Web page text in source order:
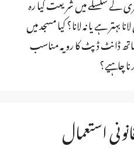
بہتر ہے یا نہ لانا؟ کیا مسجد میں
ڈانٹ ڈپٹ کا رویہ مناسب
چاہیے؟
استعمال